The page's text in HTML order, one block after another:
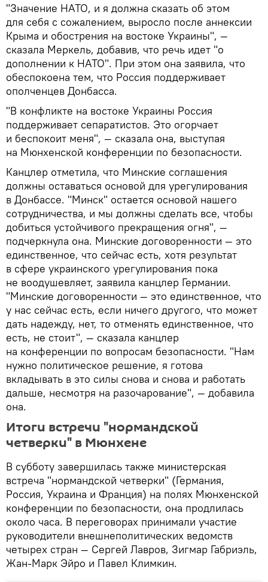
"Значение НАТО, и я должна сказать об этом
для себя с сожалением, выросло после аннексии
Крыма и обострения на востоке Украины", —
сказала Меркель, добавив, что речь идет "о
дополнении к НАТО". При этом она заявила, что
обеспокоена тем, что Россия поддерживает
ополченцев Донбасса.
"В конфликте на востоке Украины Россия
поддерживает сепаратистов. Это огорчает
и беспокоит меня", — сказала она, выступая
на Мюнхенской конференции по безопасности.
Канцлер отметила, что Минские соглашения
должны оставаться основой для урегулирования
в Донбассе. "Минск" остается основой нашего
сотрудничества, и мы должны сделать все, чтобы
добиться устойчивого прекращения огня", —
подчеркнула она. Минские договоренности — это
единственное, что сейчас есть, хотя результат
в сфере украинского урегулирования пока
не воодушевляет, заявила канцлер Германии.
"Минские договоренности — это единственное, что
у нас сейчас есть, если ничего другого, что может
дать надежду, нет, то отменять единственное, что
есть, не стоит", — сказала канцлер
на конференции по вопросам безопасности. "Нам
нужно политическое решение, я готова
вкладывать в это силы снова и снова и работать
дальше, несмотря на разочарование", — добавила
она.
Итоги встречи "нормандской
четверки" в Мюнхене
В субботу завершилась также министерская
встреча "нормандской четверки" (Германия,
Россия, Украина и Франция) на полях Мюнхенской
конференции по безопасности, она продлилась
около часа. В переговорах принимали участие
руководители внешнеполитических ведомств
четырех стран — Сергей Лавров, Зигмар Габриэль,
Жан-Марк Эйро и Павел Климкин.